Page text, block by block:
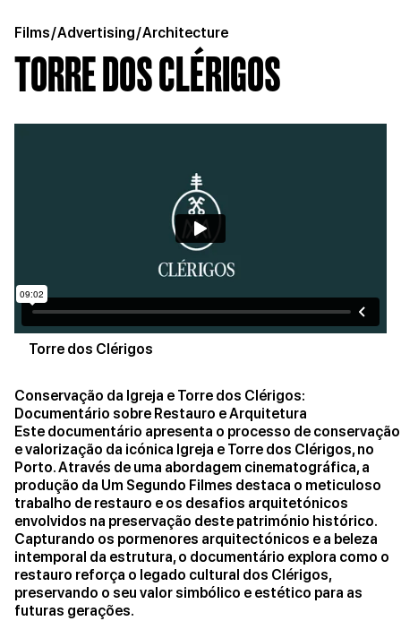
Films/Advertising/Architecture
TORRE DOS CLÉRIGOS
Torre dos Clérigos
Conservação da Igreja e Torre dos Clérigos:
Documentário sobre Restauro e Arquitetura
Este documentário apresenta o processo de conservação
e valorização da icónica Igreja e Torre dos Clérigos, no
Porto. Através de uma abordagem cinematográfica, a
produção da Um Segundo Filmes destaca o meticuloso
trabalho de restauro e os desafios arquitetónicos
envolvidos na preservação deste património histórico.
Capturando os pormenores arquitectónicos e a beleza
intemporal da estrutura, o documentário explora como o
restauro reforça o legado cultural dos Clérigos,
preservando o seu valor simbólico e estético para as
futuras gerações.